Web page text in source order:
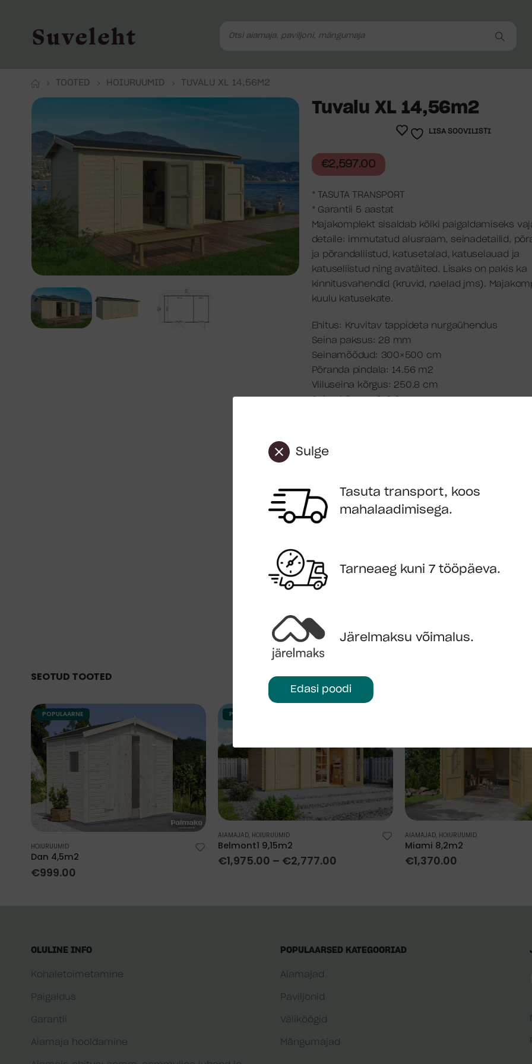
Sulge
Tasuta transport, koos
mahalaadimisega.
Tarneaeg kuni 7 tööpäeva.
Järelmaksu võimalus.
Edasi poodi
TOOTED HOIURUUMID TUVALU XL 14,56M2
Tuvalu XL 14,56m2
€2,597.00
* TASUTA TRANSPORT
* Garantii 5 aastat
Majakomplekt sisaldab kõiki paigaldamiseks
detaile: immutatud alusraam, seinadetailid,
ja põrandaliistud, katusetalad, katuselauad ja
katuseliistud ning avatäited. Lisaks on pakis ka
kinnitusvahendid (kruvid, naelad jms).
kuulu katusekate.
Ehitus: Kruvitav tappideta nurgaühendus
Seina paksus: 28 mm
Seinamõõdud: 300×500 cm
Põranda pindala: 14.56 m2
Viiluseina kõrgus: 250.8 cm
Katusekalle: 13°
Uks: 1 x 1494 x 1850 mm, 1 x 775 x 1850 mm
Kategooria:Hoiuruumid
LISA SOOVILISTI
SEOTUD TOOTED
POPULAARNE
HOIURUUMID
Dan 4,5m2
€999.00
POPULAARNE
AIAMAJAD, HOIURUUMID
Belmont1 9,15m2
€1,975.00 – €2,777.00
AIAMAJAD, HOIURUUMID
Miami 8,2m2
€1,370.00
OLULINE INFO
Kohaletoimetamine
Paigaldus
Garantii
Aiamaja hooldamine
POPULAARSED KATEGOORIAD
Aiamajad
Paviljonid
Väliköögid
Mängumajad